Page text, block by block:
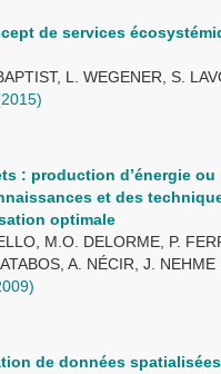
de services
L. WEGENER, S.
: production d’énergie
et des
optimale
M.O. DELORME, P.
A. NÉCIR, J. NEHME
de données spatialisées